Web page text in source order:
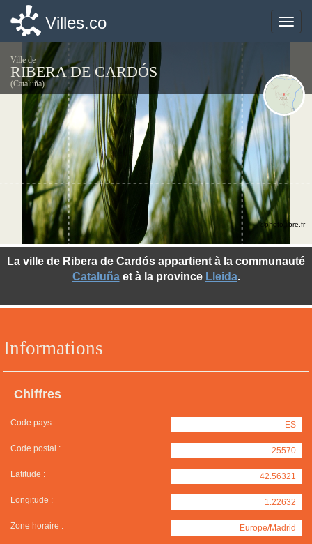
Toggle
Villes.co
Ville de
RIBERA DE CARDÓS
(Cataluña)
Informations
Chiffres
Code pays : ES
Code postal : 25570
Latitude : 42.56321
Longitude : 1.22632
Zone horaire : Europe/Madrid
La ville de Ribera de Cardós appartient à la communauté
Cataluñaet à la province Lleida.
©photo-libre.fr
Toggle
Villes.co